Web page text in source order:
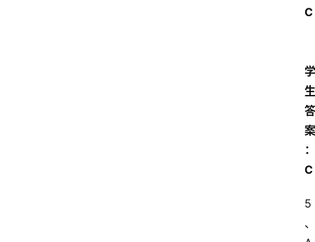
C
学
生
答
案
：
C
5
、